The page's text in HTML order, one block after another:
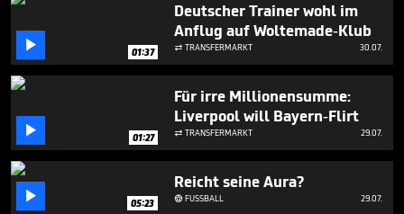
 01:37
Deutscher Trainer wohl im
Anflug auf Woltemade-Klub
 TRANSFERMARKT 30.07.
 01:27
Für irre Millionensumme:
Liverpool will Bayern-Flirt
 TRANSFERMARKT 29.07.
 05:23
Reicht seine Aura?
FUSSBALL 29.07.